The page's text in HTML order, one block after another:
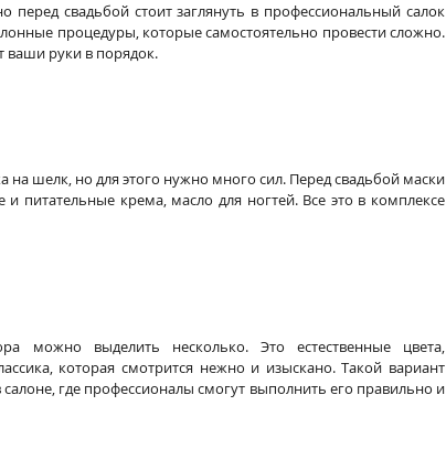
свадьбой стоит заглянуть в профессиональный салок
процедуры, которые самостоятельно провести сложно.
ваши руки в порядок.
шелк, но для этого нужно много сил. Перед свадьбой маски
питательные крема, масло для ногтей. Все это в комплексе
можно выделить несколько. Это естественные цвета,
которая смотрится нежно и изыскано. Такой вариант
где профессионалы смогут выполнить его правильно и